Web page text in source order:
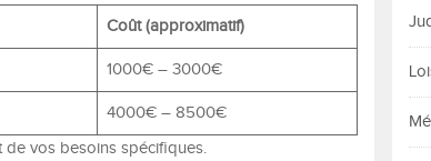
Coût (approximatif)
1000€ – 3000€
4000€ – 8500€
de vos besoins spécifiques.